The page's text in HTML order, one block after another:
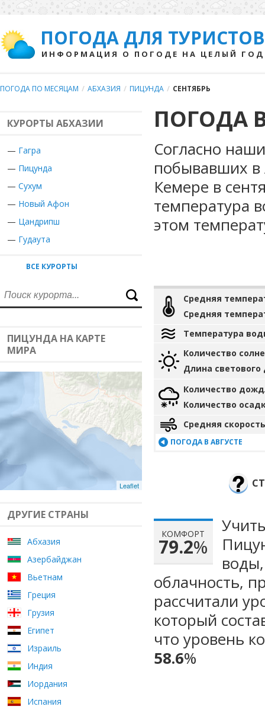
ПОГОДА ДЛЯ ТУРИСТОВ
ИНФОРМАЦИЯ О ПОГОДЕ НА ЦЕЛЫЙ ГОД
ПОГОДА ПО МЕСЯЦАМ / АБХАЗИЯ / ПИЦУНДА / СЕНТЯБРЬ
КУРОРТЫ АБХАЗИИ
— Гагра
— Пицунда
— Сухум
— Новый Афон
— Цандрипш
— Гудаута
ВСЕ КУРОРТЫ
ПИЦУНДА НА КАРТЕ
МИРА
Leaflet
ДРУГИЕ СТРАНЫ
Абхазия
Азербайджан
Вьетнам
Греция
Грузия
Египет
Израиль
Индия
Иордания
Испания
ПОГОДА
Согласно
побывавших в
Кемере в
температура
этом
Средняя
Средняя
Температура
Количество
Длина светового
Количество
Количество
Средняя
ПОГОДА В АВГУСТЕ
КОМФОРТ
79.2%
облачность,
рассчитали
который
что уровень
58.6%